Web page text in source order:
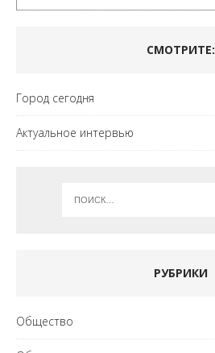
СМОТРИТЕ:
Город сегодня
Актуальное интервью
РУБРИКИ
Общество